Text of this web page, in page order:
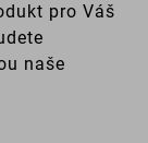
pro Váš
naše